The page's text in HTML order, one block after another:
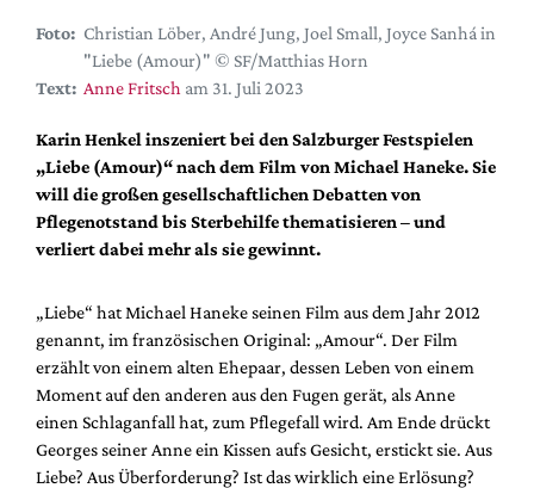
Hefte
Alle Hefte
Leseproben
Podcast
Service
Shop / Abo
Newsletter
Autor:innen
Partner
Mediadaten
Suche
Foto: Christian Löber, André Jung, Joel Small, Joyce Sanhá in
"Liebe (Amour)" © SF/Matthias Horn
Text: Anne Fritsch am 31. Juli 2023
Karin Henkel inszeniert bei den Salzburger Festspielen
„Liebe (Amour)“ nach dem Film von Michael Haneke. Sie
will die großen gesellschaftlichen Debatten von
Pflegenotstand bis Sterbehilfe thematisieren – und
verliert dabei mehr als sie gewinnt.
„Liebe“ hat Michael Haneke seinen Film aus dem Jahr 2012
genannt, im französischen Original: „Amour“. Der Film
erzählt von einem alten Ehepaar, dessen Leben von einem
Moment auf den anderen aus den Fugen gerät, als Anne
einen Schlaganfall hat, zum Pflegefall wird. Am Ende drückt
Georges seiner Anne ein Kissen aufs Gesicht, erstickt sie. Aus
Liebe? Aus Überforderung? Ist das wirklich eine Erlösung?